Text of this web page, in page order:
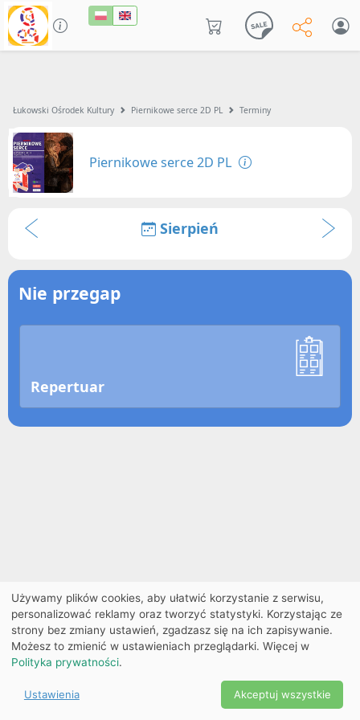
Łukowski Ośrodek Kultury Piernikowe serce 2D PL Terminy
Piernikowe serce 2D PL
Sierpień
Nie przegap
Repertuar
Ekobilet2026 |
Ustawienia
cookies
2026
Używamy plików cookies, aby ułatwić korzystanie z serwisu,
personalizować reklamy oraz tworzyć statystyki. Korzystając ze
strony bez zmiany ustawień, zgadzasz się na ich zapisywanie.
Możesz to zmienić w ustawieniach przeglądarki. Więcej w
Polityka prywatności.
Ustawienia Akceptuj wszystkie